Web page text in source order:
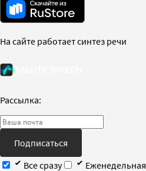
На сайте работает синтез речи
Рассылка:
Подписаться
Все сразу
Еженедельная